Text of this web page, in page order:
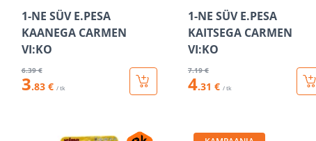
1-NE SÜV E.PESA
KAANEGA CARMEN
VI:KO
6.39 €
3.83 € / tk
1-NE SÜV E.PESA
KAITSEGA CARMEN
VI:KO
7.19 €
4.31 € / tk